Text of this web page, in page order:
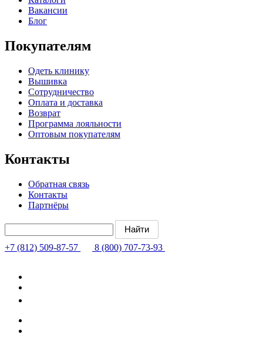
Вакансии
Блог
Покупателям
Одеть клинику
Вышивка
Сотрудничество
Оплата и доставка
Возврат
Программа лояльности
Оптовым покупателям
Контакты
Обратная связь
Контакты
Партнёры
+7 (812) 509-87-57 8 (800) 707-73-93